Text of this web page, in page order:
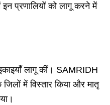
प्रणालियों को लागू करने में
इकाइयाँ लागू कीं। SAMRIDH
में विस्तार किया और मातृ